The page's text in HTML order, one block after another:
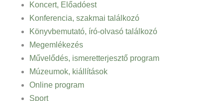
Koncert, Előadóest
Konferencia, szakmai találkozó
Könyvbemutató, író-olvasó találkozó
Megemlékezés
Művelődés, ismeretterjesztő program
Múzeumok, kiállítások
Online program
Sport